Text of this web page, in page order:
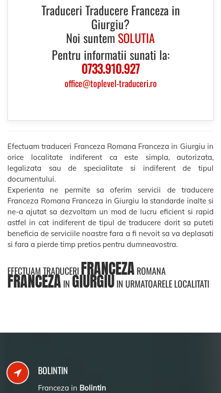
Traduceri Traducere Franceza in
Giurgiu?
Noi suntem SOLUTIA
Pentru informatii sunati la:
0733.910.927
office@toplevel-traduceri.ro
Efectuam traduceri Franceza Romana Franceza in Giurgiu in
orice localitate indiferent ca este simpla, autorizata,
legalizata sau de specialitate si indiferent de tipul
documentului.
Experienta ne permite sa oferim servicii de traducere
Franceza Romana Franceza in Giurgiu la standarde inalte si
ne-a ajutat sa dezvoltam un mod de lucru eficient si rapid
astfel in cat indiferent de tipul de traducere dorit sa puteti
beneficia de serviciile noastre fara a fi nevoit sa va deplasati
si fara a pierde timp pretios pentru dumneavostra.
EFECTUAM TRADUCERIFRANCEZA ROMANA
FRANCEZAINGIURGIUIN URMATOARELE LOCALITATI
BOLINTIN
Franceza in Bolintin